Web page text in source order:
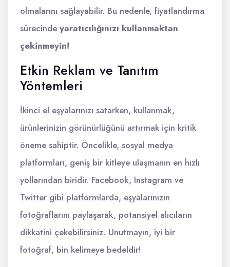
olmalarını sağlayabilir. Bu nedenle, fiyatlandırma
sürecinde yaratıcılığınızı kullanmaktan
çekinmeyin!
Etkin Reklam ve Tanıtım
Yöntemleri
İkinci el eşyalarınızı satarken, kullanmak,
ürünlerinizin görünürlüğünü artırmak için kritik
öneme sahiptir. Öncelikle, sosyal medya
platformları, geniş bir kitleye ulaşmanın en hızlı
yollarından biridir. Facebook, Instagram ve
Twitter gibi platformlarda, eşyalarınızın
fotoğraflarını paylaşarak, potansiyel alıcıların
dikkatini çekebilirsiniz. Unutmayın, iyi bir
fotoğraf, bin kelimeye bedeldir!